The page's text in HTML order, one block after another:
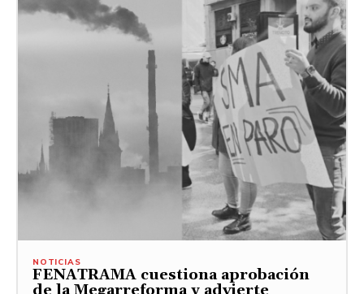
NOTICIAS
FENATRAMA cuestiona aprobación
de la Megarreforma y advierte